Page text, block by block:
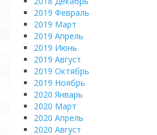
2019 Февраль
2019 Март
2019 Апрель
2019 Июнь
2019 Август
2019 Октябрь
2019 Ноябрь
2020 Январь
2020 Март
2020 Апрель
2020 Август